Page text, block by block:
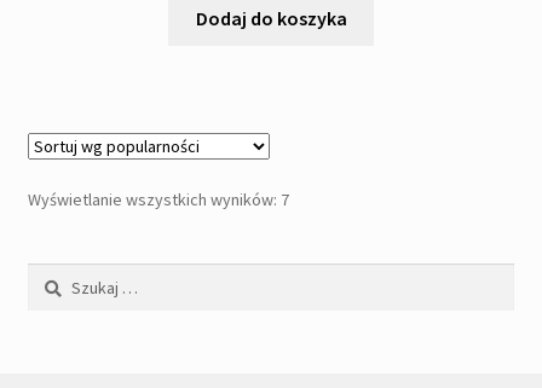
Dodaj do koszyka
Wyświetlanie wszystkich wyników: 7Posortowane
Szukaj: